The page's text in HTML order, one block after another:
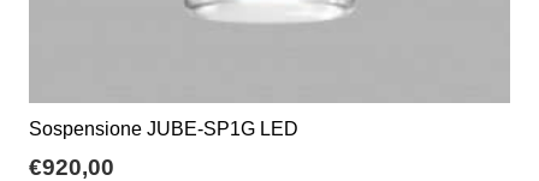
Sospensione JUBE-SP1G LED
€920,00